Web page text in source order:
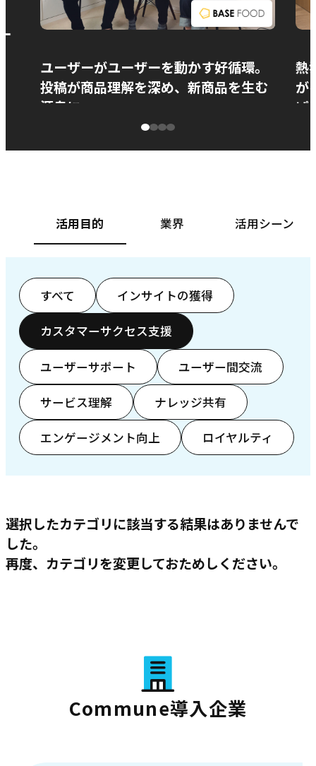
ユーザーがユーザーを動かす好循環。
投稿が商品理解を深め、新商品を生む
源泉に
熱
が
ぱ
活用目的 業界 活用シーン
すべて インサイトの獲得
カスタマーサクセス支援
ユーザーサポート ユーザー間交流
サービス理解 ナレッジ共有
エンゲージメント向上 ロイヤルティ
選択したカテゴリに該当する結果はありませんで
した。
再度、カテゴリを変更しておためしください。
Commune導入企業